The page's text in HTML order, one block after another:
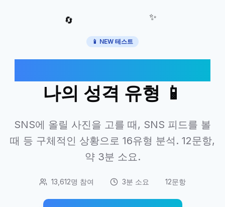
🔄 ✨
📱 NEW 테스트
나의 성격 유형 📱
SNS에 올릴 사진을 고를 때, SNS 피드를 볼
때 등 구체적인 상황으로 16유형 분석. 12문항,
약 3분 소요.
13,612명 참여 3분 소요 12문항